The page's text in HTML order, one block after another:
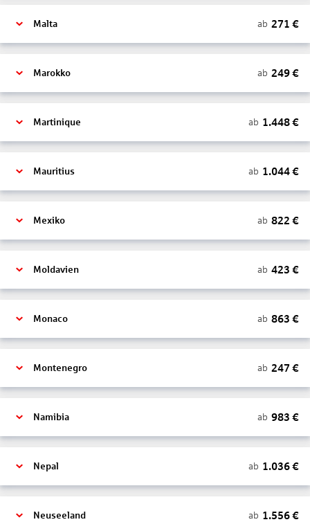
Malta ab 271 €
Marokko ab 249€
Martinique ab 1.448€
Mauritius ab 1.044€
Mexiko ab 822 €
Moldavien ab 423 €
Monaco ab 863 €
Montenegro ab 247 €
Namibia ab 983 €
Nepal ab 1.036€
Neuseeland ab 1.556€